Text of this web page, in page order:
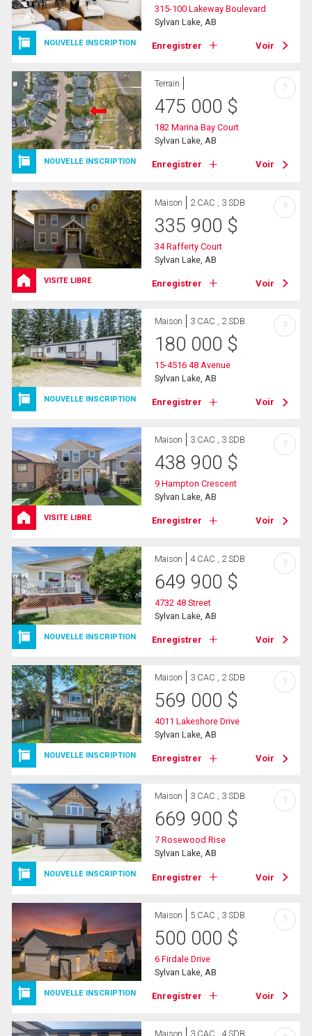
NOUVELLE INSCRIPTION
315-100 Lakeway Boulevard
Sylvan Lake, AB
Enregistrer Voir
NOUVELLE INSCRIPTION
Terrain
475 000 $
182 Marina Bay Court
Sylvan Lake, AB
Enregistrer Voir
?
VISITE LIBRE
Maison 2 CAC , 3 SDB
335 900 $
34 Rafferty Court
Sylvan Lake, AB
Enregistrer Voir
?
NOUVELLE INSCRIPTION
Maison 3 CAC , 2 SDB
180 000 $
15-4516 48 Avenue
Sylvan Lake, AB
Enregistrer Voir
?
VISITE LIBRE
Maison 3 CAC , 3 SDB
438 900 $
9 Hampton Crescent
Sylvan Lake, AB
Enregistrer Voir
?
NOUVELLE INSCRIPTION
Maison 4 CAC , 2 SDB
649 900 $
4732 48 Street
Sylvan Lake, AB
Enregistrer Voir
?
NOUVELLE INSCRIPTION
Maison 3 CAC , 2 SDB
569 000 $
4011 Lakeshore Drive
Sylvan Lake, AB
Enregistrer Voir
?
NOUVELLE INSCRIPTION
Maison 3 CAC , 3 SDB
669 900 $
7 Rosewood Rise
Sylvan Lake, AB
Enregistrer Voir
?
NOUVELLE INSCRIPTION
Maison 5 CAC , 3 SDB
500 000 $
6 Firdale Drive
Sylvan Lake, AB
Enregistrer Voir
?
Maison 3 CAC , 4 SDB